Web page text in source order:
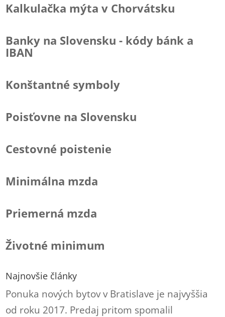
Kalkulačka mýta v Chorvátsku
Banky na Slovensku - kódy bánk a
IBAN
Konštantné symboly
Poisťovne na Slovensku
Cestovné poistenie
Minimálna mzda
Priemerná mzda
Životné minimum
Najnovšie články
Ponuka nových bytov v Bratislave je najvyššia
od roku 2017. Predaj pritom spomalil